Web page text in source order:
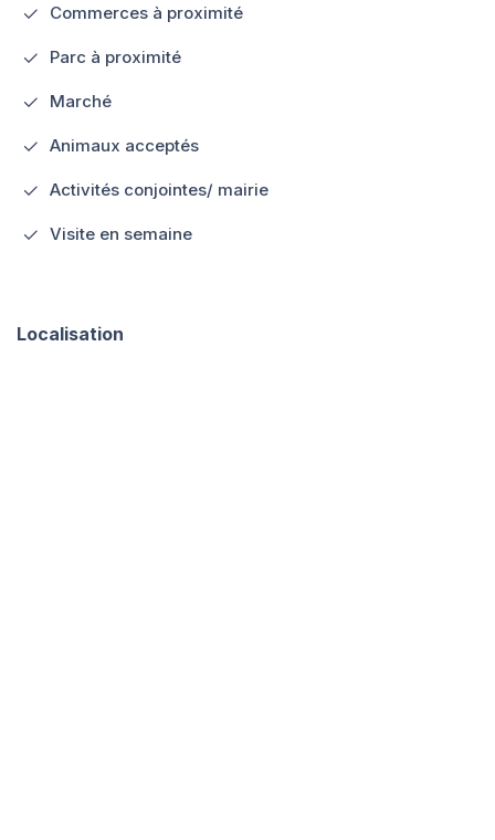
Commerces à proximité
Parc à proximité
Marché
Animaux acceptés
Activités conjointes/ mairie
Visite en semaine
Localisation